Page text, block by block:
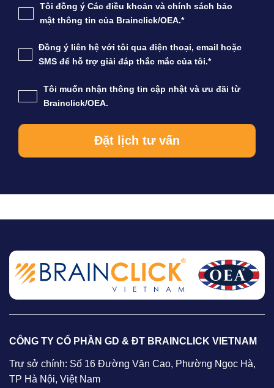
Tôi đồng ý Các điều khoản và chính sách bảo
mật thông tin của Brainclick/OEA.*
Đồng ý liên hệ với tôi qua điện thoại, email hoặc
SMS để hỗ trợ giải đáp thắc mắc của tôi.*
Tôi muốn nhận thông tin cập nhật và ưu đãi từ
Brainclick/OEA.
CÔNG TY CỔ PHẦN GD & ĐT BRAINCLICK VIETNAM
Trự sở chính: Số 16 Đường Văn Cao, Phường Ngọc Hà,
TP Hà Nội, Việt Nam